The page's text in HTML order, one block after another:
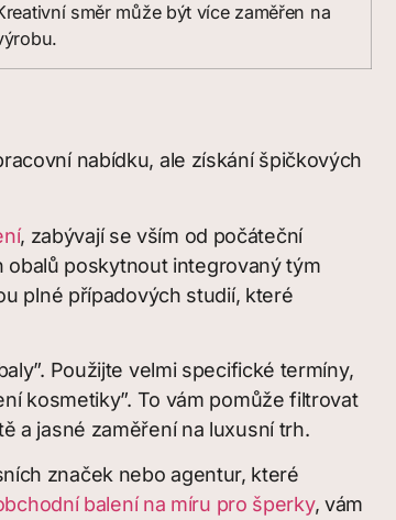
směr může být více zaměřen na
nabídku, ale získání špičkových
, zabývají se vším od počáteční
obalů poskytnout integrovaný tým
plné případových studií, které
Použijte velmi specifické termíny,
kosmetiky”. To vám pomůže filtrovat
a jasné zaměření na luxusní trh.
značek nebo agentur, které
balení na míru pro šperky, vám